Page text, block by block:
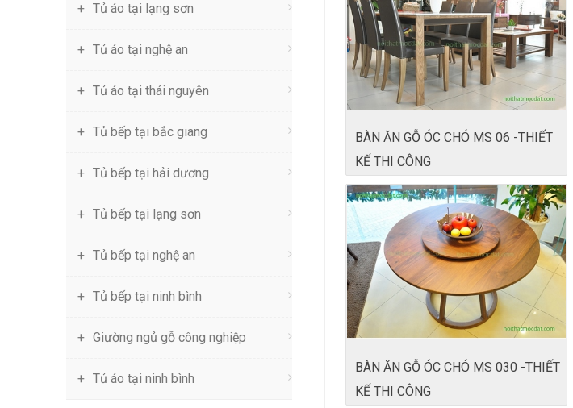
BÀN ĂN GỖ ÓC CHÓ MS 06 -THIẾT
KẾ THI CÔNG
BÀN ĂN GỖ ÓC CHÓ MS 030 -THIẾT
KẾ THI CÔNG
Tủ áo tại lạng sơn
Tủ áo tại nghệ an
Tủ áo tại thái nguyên
Tủ bếp tại bắc giang
Tủ bếp tại hải dương
Tủ bếp tại lạng sơn
Tủ bếp tại nghệ an
Tủ bếp tại ninh bình
Giường ngủ gỗ công nghiệp
Tủ áo tại ninh bình